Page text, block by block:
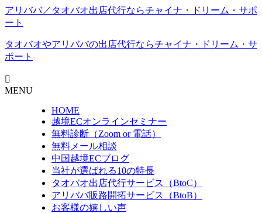
アリババ／タオバオ出店代⾏ならチャイナ・ドリーム・サポ
ート
タオバオやアリババの出店代行ならチャイナ・ドリーム・サ
ポート
MENU
HOME
越境ECオンラインセミナー
無料診断（Zoom or 電話）
無料メール相談
中国越境ECブログ
当社が選ばれる10の特長
タオバオ出店代行サービス（BtoC）
アリババ販路開拓サービス（BtoB）
お客様の嬉しい声